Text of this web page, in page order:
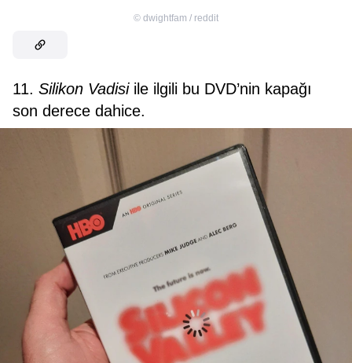
© dwightfam / reddit
11. Silikon Vadisiile ilgili bu DVD’nin kapağı
son derece dahice.